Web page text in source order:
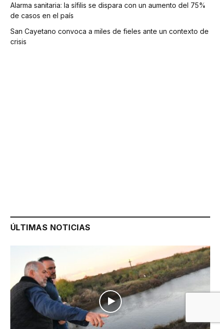
Alarma sanitaria: la sífilis se dispara con un aumento del 75%
de casos en el país
San Cayetano convoca a miles de fieles ante un contexto de
crisis
ÚLTIMAS NOTICIAS